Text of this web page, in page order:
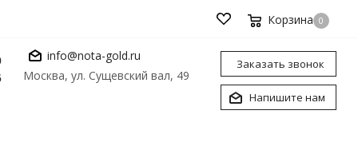
Корзина 0
info@nota-gold.ru
Москва, ул. Сущевский вал, 49
Заказать звонок
Напишите нам